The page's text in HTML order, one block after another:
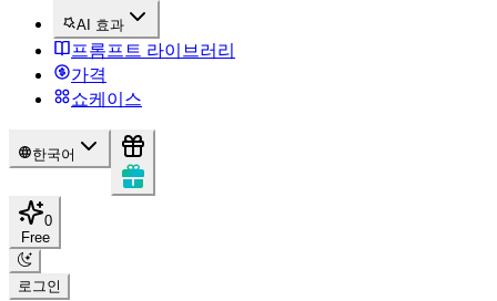
AI 효과
프롬프트 라이브러리
가격
쇼케이스
한국어
0
Free
로그인